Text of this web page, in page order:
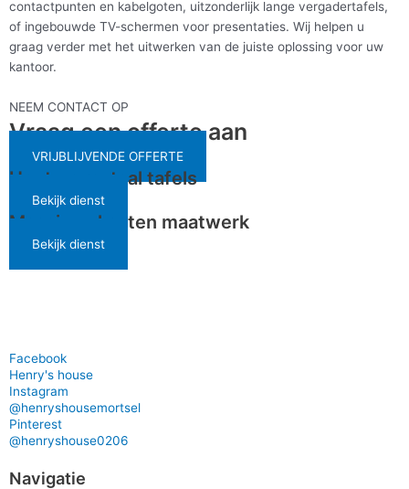
contactpunten en kabelgoten, uitzonderlijk lange vergadertafels,
of ingebouwde TV-schermen voor presentaties. Wij helpen u
graag verder met het uitwerken van de juiste oplossing voor uw
kantoor.
NEEM CONTACT OP
Vraag een offerte aan
VRIJBLIJVENDE OFFERTE
Hout en metaal tafels
Bekijk dienst
Massieve kasten maatwerk
Bekijk dienst
Facebook
Henry's house
Instagram
@henryshousemortsel
Pinterest
@henryshouse0206
Navigatie